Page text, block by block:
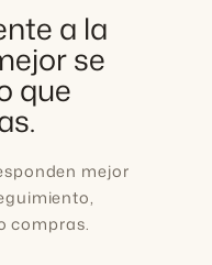
a la
se
que
mejor
compras.